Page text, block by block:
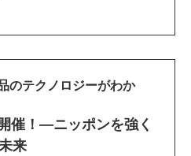
のテクノロジーがわか
催！―ニッポンを強く
来